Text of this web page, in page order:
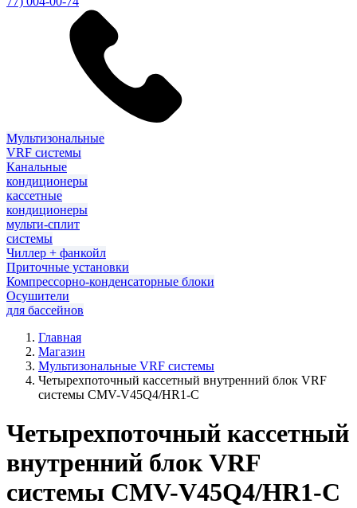
Мультизональные
VRF системы
Канальные
кондиционеры
кассетные
кондиционеры
мульти-сплит
системы
Чиллер + фанкойл
Приточные установки
Компрессорно-конденсаторные блоки
Осушители
для бассейнов
Главная
Магазин
Мультизональные VRF системы
Четырехпоточный кассетный внутренний блок VRF
системы CMV-V45Q4/HR1-C
Четырехпоточный кассетный
внутренний блок VRF
системы CMV-V45Q4/HR1-C